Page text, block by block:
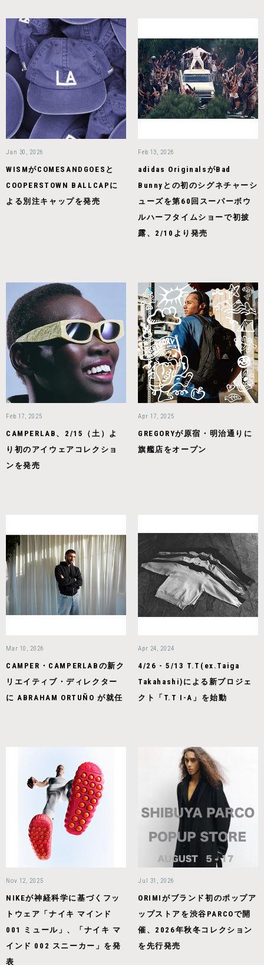
Jan 30, 2026
WISMがCOMESANDGOESと
COOPERSTOWN BALLCAPに
よる別注キャップを発売
Feb 13, 2026
adidas OriginalsがBad
Bunnyとの初のシグネチャーシ
ューズを第60回スーパーボウ
ルハーフタイムショーで初披
露、2/10より発売
Feb 17, 2025
CAMPERLAB、2/15（土）よ
り初のアイウェアコレクショ
ンを発売
Apr 17, 2025
GREGORYが原宿・明治通りに
旗艦店をオープン
Mar 10, 2026
CAMPER・CAMPERLABの新ク
リエイティブ・ディレクター
に ABRAHAM ORTUÑO が就任
Apr 24, 2024
4/26 - 5/13 T.T(ex.Taiga
Takahashi)による新プロジェ
クト「T.T I-A」を始動
Nov 12, 2025
NIKEが神経科学に基づくフッ
トウェア「ナイキ マインド
001 ミュール」、「ナイキ マ
インド 002 スニーカー」を発
表
Jul 31, 2026
ORIMIがブランド初のポップア
ップストアを渋谷PARCOで開
催、2026年秋冬コレクション
を先行発売